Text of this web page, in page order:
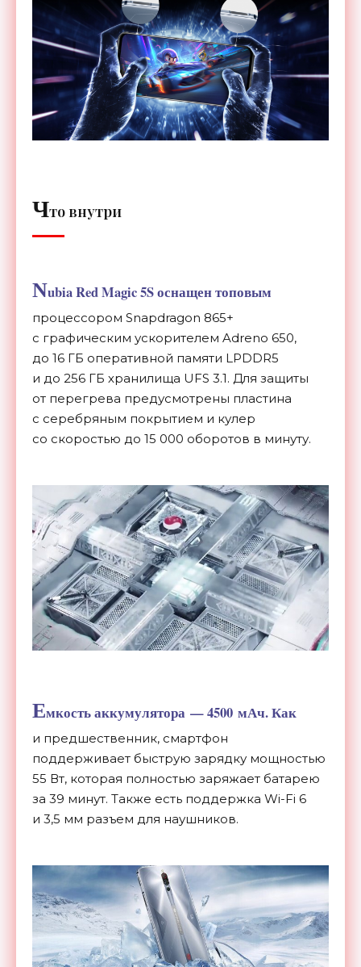
Что внутри
Nubia Red Magic 5S оснащен топовым
процессором Snapdragon 865+
с графическим ускорителем Adreno 650,
до 16 ГБ оперативной памяти LPDDR5
и до 256 ГБ хранилища UFS 3.1. Для защиты
от перегрева предусмотрены пластина
с серебряным покрытием и кулер
со скоростью до 15 000 оборотов в минуту.
Емкость аккумулятора —4500 мАч. Как
и предшественник, смартфон
поддерживает быструю зарядку мощностью
55 Вт, которая полностью заряжает батарею
за 39 минут. Также есть поддержка Wi-Fi 6
и 3,5 мм разъем для наушников.